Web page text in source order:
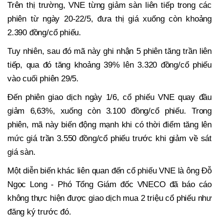
Trên thị trường, VNE từng giảm sàn liên tiếp trong các
phiên từ ngày 20-22/5, đưa thị giá xuống còn khoảng
2.390 đồng/cổ phiếu.
Tuy nhiên, sau đó mã này ghi nhận 5 phiên tăng trần liên
tiếp, qua đó tăng khoảng 39% lên 3.320 đồng/cổ phiếu
vào cuối phiên 29/5.
Đến phiên giao dịch ngày 1/6, cổ phiếu VNE quay đầu
giảm 6,63%, xuống còn 3.100 đồng/cổ phiếu. Trong
phiên, mã này biến động mạnh khi có thời điểm tăng lên
mức giá trần 3.550 đồng/cổ phiếu trước khi giảm về sát
giá sàn.
Một diễn biến khác liên quan đến cổ phiếu VNE là ông Đỗ
Ngọc Long - Phó Tổng Giám đốc VNECO đã báo cáo
không thực hiện được giao dịch mua 2 triệu cổ phiếu như
đăng ký trước đó.